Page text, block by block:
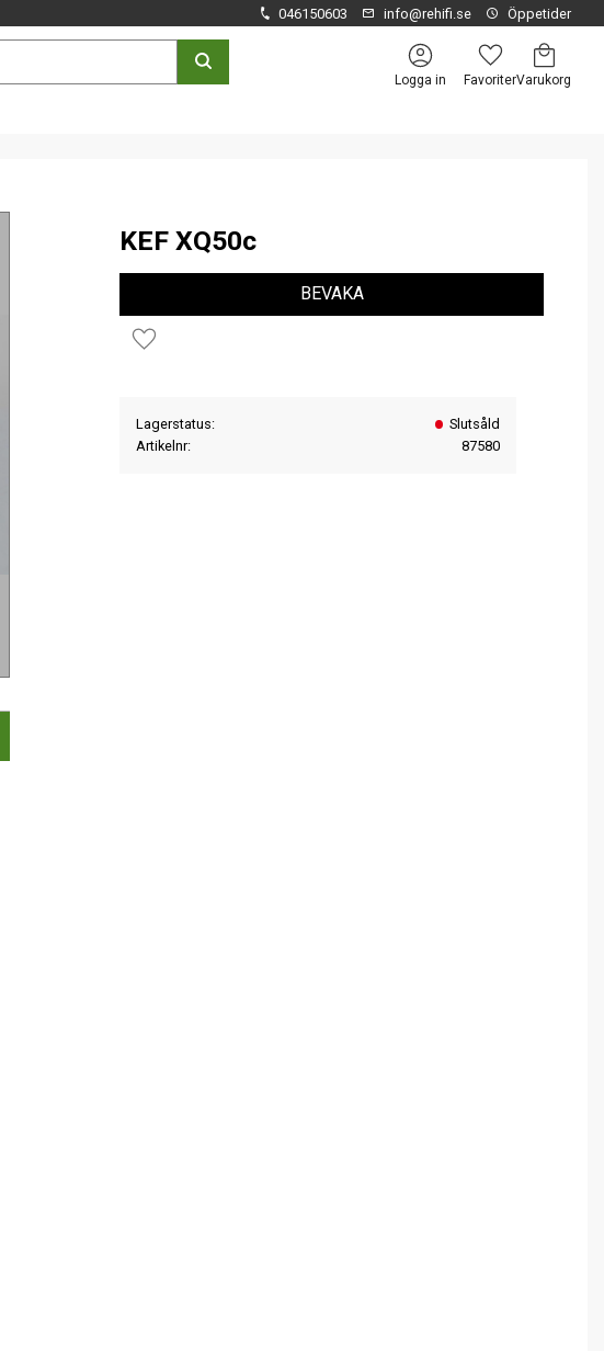
046150603 info@rehifi.se Öppetider
Logga in
Favoriter
Kundvagn
KEF XQ50c
Lägg till i favoriter
BEVAKA
Lagerstatus
Slutsåld
Artikelnr
87580